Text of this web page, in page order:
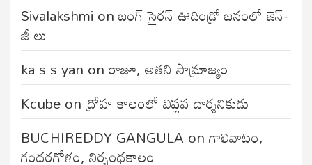
Sivalakshmi onజంగ్‌ సైరన్‌ ఊదిండ్రో జనంలో జెన్-
జీ లు
ka s s yan onరాజూ, అతని సామ్రాజ్యం
Kcubeonద్రోహ కాలంలో విప్లవ దార్శనికుడు
BUCHIREDDY GANGULA onగాలివాటం,
గందరగోళం, నిర్బంధకాలం